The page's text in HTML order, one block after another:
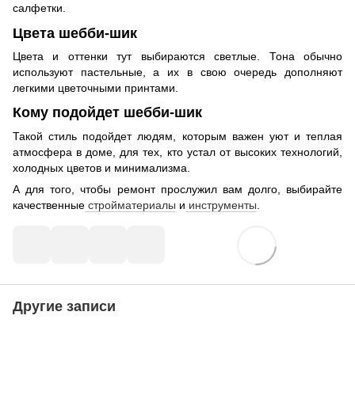
салфетки.
Цвета шебби-шик
Цвета и оттенки тут выбираются светлые. Тона обычно
используют пастельные, а их в свою очередь дополняют
легкими цветочными принтами.
Кому подойдет шебби-шик
Такой стиль подойдет людям, которым важен уют и теплая
атмосфера в доме, для тех, кто устал от высоких технологий,
холодных цветов и минимализма.
А для того, чтобы ремонт прослужил вам долго, выбирайте
качественные стройматериалы и инструменты
Другие записи